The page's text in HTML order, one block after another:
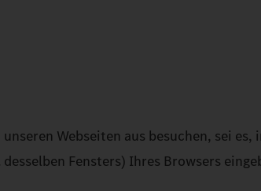
Webseiten aus besuchen, sei es,
Fensters) Ihres Browsers